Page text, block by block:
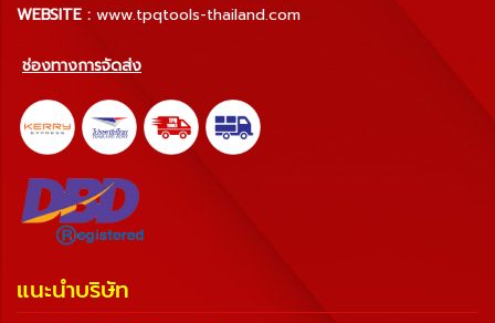
WEBSITE : www.tpqtools-thailand.com
ช่องทางการจัดส่ง
แนะนำบริษัท